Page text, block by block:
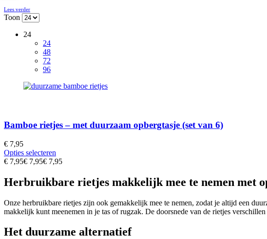
Lees verder
Toon
24
24
48
72
96
Bamboe rietjes – met duurzaam opbergtasje (set van 6)
€ 7,95
Opties selecteren
€ 7,95€ 7,95€ 7,95
Herbruikbare rietjes makkelijk mee te nemen met
Onze herbruikbare rietjes zijn ook gemakkelijk mee te nemen, zodat je altijd een
makkelijk kunt meenemen in je tas of rugzak. De doorsnede van de rietjes
Het duurzame alternatief